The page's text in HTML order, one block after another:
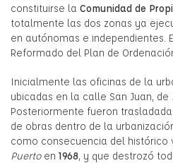
constituirse la Comunidad de
totalmente las dos zonas ya
en autónomas e independientes.
Reformado del Plan de
Inicialmente las oficinas de la
ubicadas en la calle San Juan, de
Posteriormente fueron
de obras dentro de la
como consecuencia del histórico
Puertoen 1968, y que destrozó